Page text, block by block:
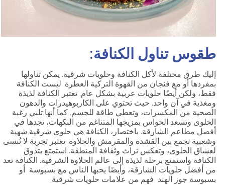
طقوس تناول الكنافة:
إليك طرق مختلفة لأكل الكنافة وحلويات شرقية. يمكن تناولها
بمفردها أو مع فنجان من القهوة التركية العطرة. ليست الكنافة
فقط، ولكن أيضًا حلويات عربية بشكل عام. تعتبر الكنافة لذيذة
ومغذية في آن واحد. حيث تحتوي على الكاربوهيدرات والدهون
الصحية من المكسرات، وتعطي طاقة للجسم. كما أنها تلبي رغبة
الحلوى وتسعد الحواس بمزيجها المتناغم من النكهات، تجدها في
أفضل مطاعم الشارقة. باختصار، الكنافة هي حلوى شرقية شهية
وشعبية تجمع بين القشدة والمقرمش والحلاوة. تعتبر تجربة لا تُنسى
لعشاق الحلوى، وتعكس تراث وثقافة المنطقة. استمتع بتذوق
الكنافة واستمتع برحلة لذيذة إلى عالم الحلاوة الشرقية. الكنافة تعد
من أفضل حلويات الشارقة، وأيضًا يحبها الناس مع بسبوسة أو
بسبوسة جوز الهند فهم من علامات حلويات شرقية.